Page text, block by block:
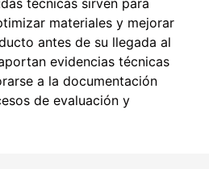
técnicas sirven para
materiales y mejorar
antes de su llegada al
evidencias técnicas
a la documentación
de evaluación y